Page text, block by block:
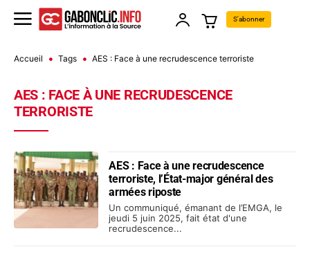
S'abonner
Accueil Tags AES : Face à une recrudescence terroriste
AES : FACE À UNE RECRUDESCENCE
TERRORISTE
AES : Face à une recrudescence
terroriste, l’État-major général des
armées riposte
Un communiqué, émanant de l’EMGA, le
jeudi 5 juin 2025, fait état d'une
recrudescence...